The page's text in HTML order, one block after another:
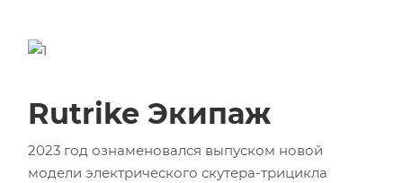
Rutrike Экипаж
2023 год ознаменовался выпуском новой
модели электрического скутера-трицикла